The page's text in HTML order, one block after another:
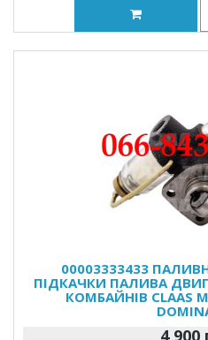
00003333433
ПІДКАЧКИ ПАЛИВА
КОМБАЙНІВ CLAAS
4 900